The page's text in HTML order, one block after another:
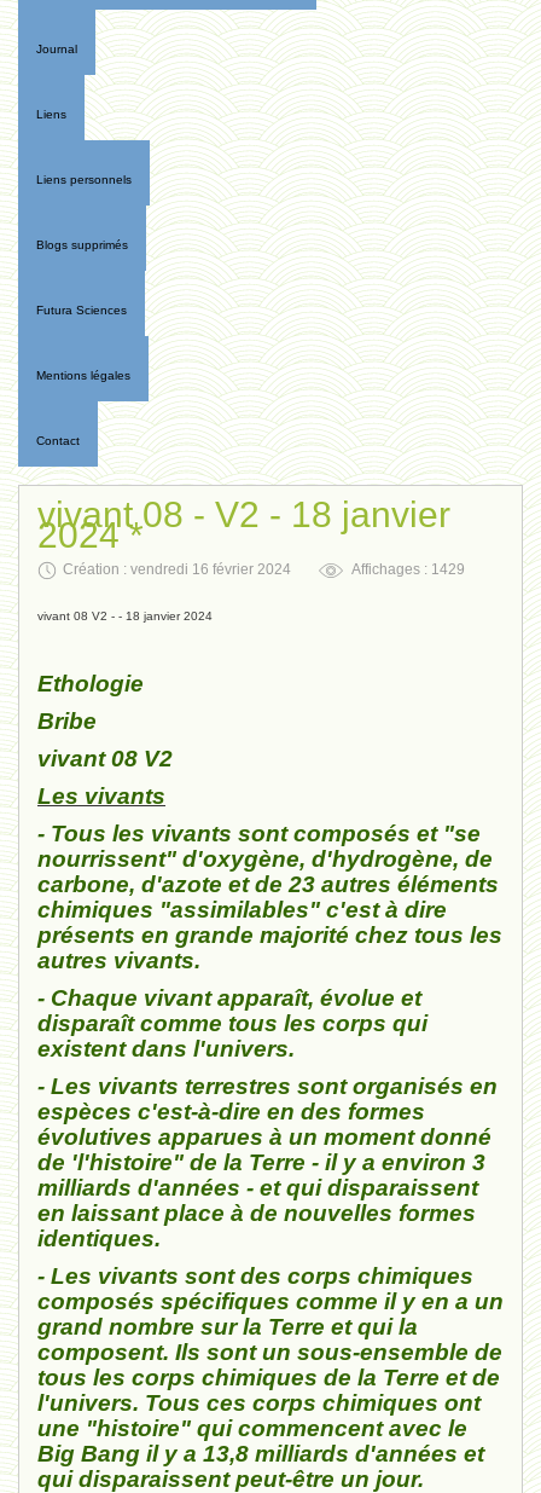
Journal
Liens
Liens personnels
Blogs supprimés
Futura Sciences
Mentions légales
Contact
vivant 08 - V2 - 18 janvier
2024 *
Création : vendredi 16 février 2024 Affichages : 1429
vivant 08 V2 - - 18 janvier 2024
Ethologie
Bribe
vivant 08 V2
Les vivants
- Tous les vivants sont composés et "se
nourrissent" d'oxygène, d'hydrogène, de
carbone, d'azote et de 23 autres éléments
chimiques "assimilables" c'est à dire
présents en grande majorité chez tous les
autres vivants.
- Chaque vivant apparaît, évolue et
disparaît comme tous les corps qui
existent dans l'univers.
- Les vivants terrestres sont organisés en
espèces c'est-à-dire en des formes
évolutives apparues à un moment donné
de 'l'histoire" de la Terre - il y a environ 3
milliards d'années - et qui disparaissent
en laissant place à de nouvelles formes
identiques.
- Les vivants sont des corps chimiques
composés spécifiques comme il y en a un
grand nombre sur la Terre et qui la
composent. Ils sont un sous-ensemble de
tous les corps chimiques de la Terre et de
l'univers. Tous ces corps chimiques ont
une "histoire" qui commencent avec le
Big Bang il y a 13,8 milliards d'années et
qui disparaissent peut-être un jour.